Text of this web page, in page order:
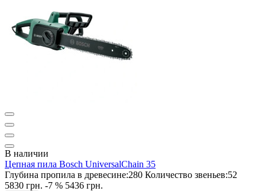
В наличии
Цепная пила Bosch UniversalChain 35
Глубина пропила в древесине:280 Количество звеньев:52
5830 грн. -7 % 5436 грн.